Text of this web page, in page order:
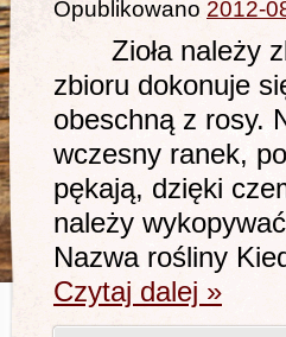
Opublikowano 2012-
Zioła należy
zbioru dokonuje
obeschną z rosy.
wczesny ranek,
pękają, dzięki
należy
Nazwa rośliny
Czytaj dalej »